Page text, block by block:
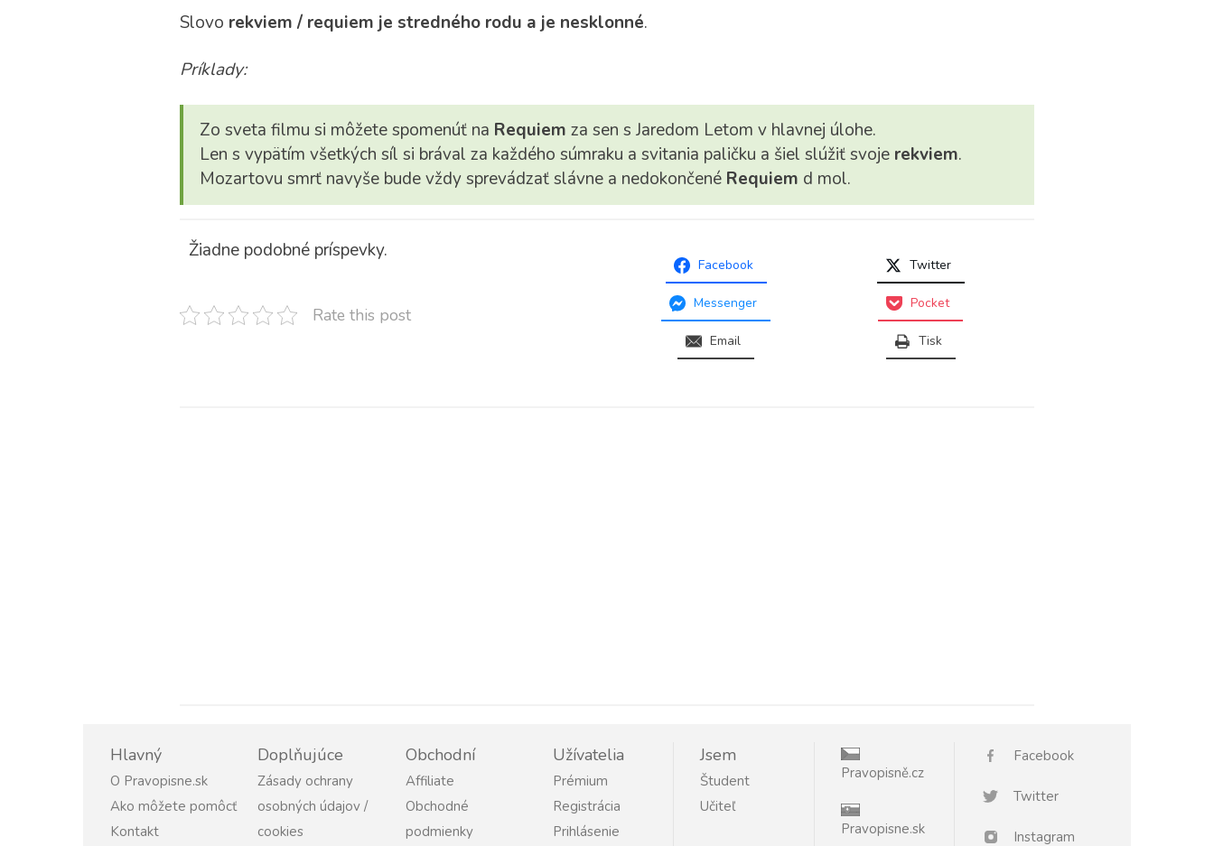
Slovo rekviem / requiem je stredného rodu a je nesklonné.
Príklady:
Zo sveta filmu si môžete spomenúť na Requiem za sen s Jaredom Letom v hlavnej úlohe.
Len s vypätím všetkých síl si brával za každého súmraku a svitania paličku a šiel slúžiť svoje rekviem.
Mozartovu smrť navyše bude vždy sprevádzať slávne a nedokončené Requiem d mol.
Žiadne podobné príspevky.
Facebook Twitter
Messenger Pocket
Email Tisk
Rate this post
Hlavný
O Pravopisne.sk
Ako môžete pomôcť
Kontakt
Doplňujúce
Zásady ochrany
osobných údajov /
cookies
Obchodní
Affiliate
Obchodné
podmienky
Užívatelia
Prémium
Registrácia
Prihlásenie
Jsem
Študent
Učiteľ
Pravopisně.cz
Pravopisne.sk
Facebook
Twitter
Instagram